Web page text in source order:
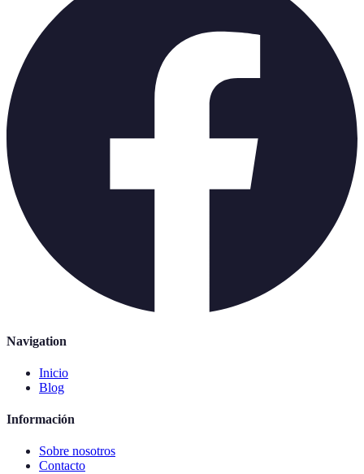
Navigation
Inicio
Blog
Información
Sobre nosotros
Contacto